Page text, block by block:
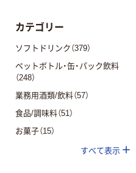
カテゴリー
ソフトドリンク（379）
ペットボトル・缶・パック飲料
（248）
業務用酒類/飲料（57）
食品/調味料（51）
お菓子（15）
すべて表示